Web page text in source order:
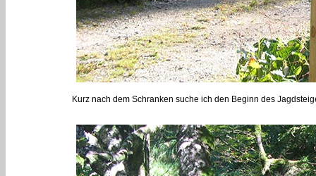
Kurz nach dem Schranken suche ich den Beginn des